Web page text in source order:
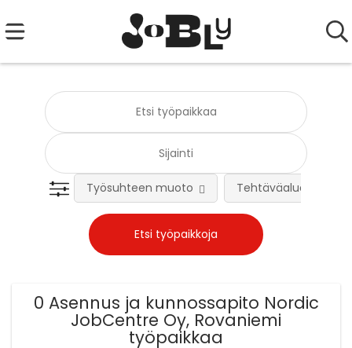
Työsuhteen muoto Tehtäväalue
0 Asennus ja kunnossapito Nordic
JobCentre Oy, Rovaniemi
työpaikkaa